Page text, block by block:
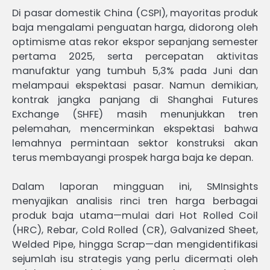
Di pasar domestik China (CSPI), mayoritas produk
baja mengalami penguatan harga, didorong oleh
optimisme atas rekor ekspor sepanjang semester
pertama 2025, serta percepatan aktivitas
manufaktur yang tumbuh 5,3% pada Juni dan
melampaui ekspektasi pasar. Namun demikian,
kontrak jangka panjang di Shanghai Futures
Exchange (SHFE) masih menunjukkan tren
pelemahan, mencerminkan ekspektasi bahwa
lemahnya permintaan sektor konstruksi akan
terus membayangi prospek harga baja ke depan.
Dalam laporan mingguan ini, SMInsights
menyajikan analisis rinci tren harga berbagai
produk baja utama—mulai dari Hot Rolled Coil
(HRC), Rebar, Cold Rolled (CR), Galvanized Sheet,
Welded Pipe, hingga Scrap—dan mengidentifikasi
sejumlah isu strategis yang perlu dicermati oleh